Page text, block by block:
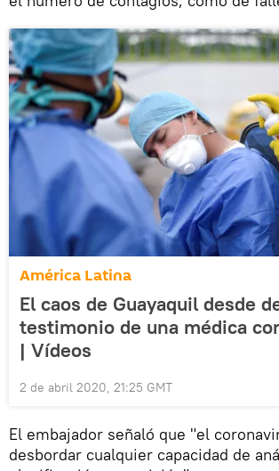
América Latina
El caos de Guayaquil desde
testimonio de una médica
| Vídeos
2 de abril 2020, 21:25 GMT
El embajador señaló que "el
desbordar cualquier capacidad de